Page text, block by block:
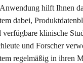
hilft Ihnen
dabei,
klinische
und Forscher
regelmäßig in ihren